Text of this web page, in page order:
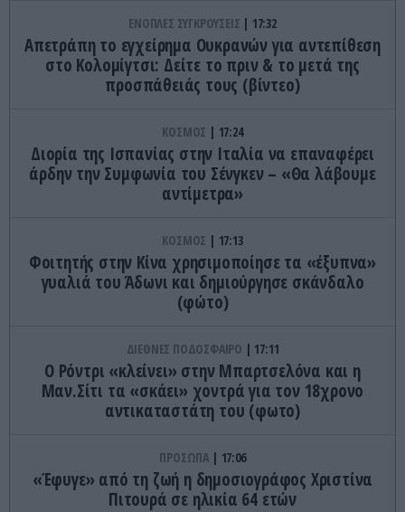
ΕΝΟΠΛΕΣ ΣΥΓΚΡΟΥΣΕΙΣ 17:32
Απετράπη το εγχείρημα Ουκρανών για αντεπίθεση
στο Κολομίγτσι: Δείτε το πριν & το μετά της
προσπάθειάς τους (βίντεο)
ΚΟΣΜΟΣ 17:24
Διορία της Ισπανίας στην Ιταλία να επαναφέρει
άρδην την Συμφωνία του Σένγκεν – «Θα λάβουμε
αντίμετρα»
ΚΟΣΜΟΣ 17:13
Φοιτητής στην Κίνα χρησιμοποίησε τα «έξυπνα»
γυαλιά του Άδωνι και δημιούργησε σκάνδαλο
(φώτο)
ΔΙΕΘΝΕΣ ΠΟΔΟΣΦΑΙΡΟ 17:11
Ο Ρόντρι «κλείνει» στην Μπαρτσελόνα και η
Μαν.Σίτι τα «σκάει» χοντρά για τον 18χρονο
αντικαταστάτη του (φωτο)
ΠΡΟΣΩΠΑ 17:06
«Έφυγε» από τη ζωή η δημοσιογράφος Χριστίνα
Πιτουρά σε ηλικία 64 ετών